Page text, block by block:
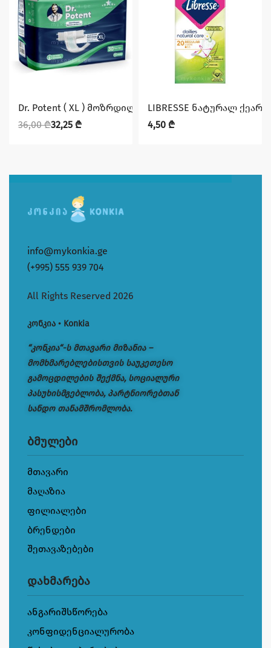
Dr. Potent ( XL ) მოზრდილთა საფენი 30 ც
36,00₾32,25 ₾
LIBRESSE ნატურალ
4,50 ₾
info@mykonkia.ge
(+995) 555 939 704
All Rights Reserved 2026
კონკია • Konkia
“კონკია“-ს მთავარი მიზანია –
მომხმარებლებისთვის საუკეთესო
გამოცდილების შექმნა, სოციალური
პასუხისმგებლობა, პარტნიორებთან
სანდო თანამშრომლობა.
ბმულები
მთავარი
მაღაზია
ფილიალები
ბრენდები
შეთავაზებები
დახმარება
ანგარიშსწორება
კონფიდენციალურობა